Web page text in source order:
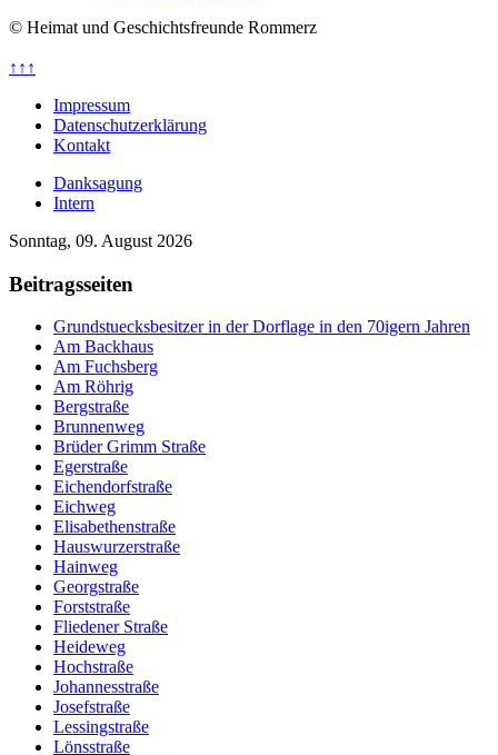
© Heimat und Geschichtsfreunde Rommerz
↑↑↑
Impressum
Datenschutzerklärung
Kontakt
Danksagung
Intern
Sonntag, 09. August 2026
Beitragsseiten
Grundstuecksbesitzer in der Dorflage in den 70igern Jahren
Am Backhaus
Am Fuchsberg
Am Röhrig
Bergstraße
Brunnenweg
Brüder Grimm Straße
Egerstraße
Eichendorfstraße
Eichweg
Elisabethenstraße
Hauswurzerstraße
Hainweg
Georgstraße
Forststraße
Fliedener Straße
Heideweg
Hochstraße
Johannesstraße
Josefstraße
Lessingstraße
Lönsstraße